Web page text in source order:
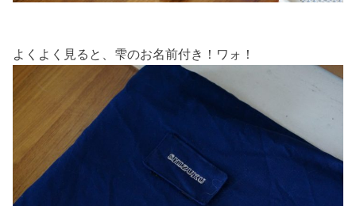
よくよく見ると、雫のお名前付き！ワォ！